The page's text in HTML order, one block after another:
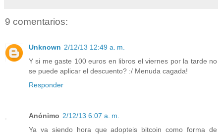
9 comentarios:
Unknown 2/12/13 12:49 a. m.
Y si me gaste 100 euros en libros el viernes por la tarde no
se puede aplicar el descuento? :/ Menuda cagada!
Responder
Anónimo 2/12/13 6:07 a. m.
Ya va siendo hora que adopteis bitcoin como forma de